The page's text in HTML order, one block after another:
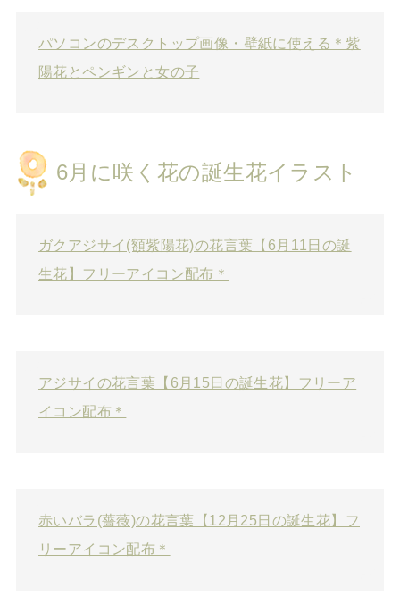
パソコンのデスクトップ画像・壁紙に使える＊紫
陽花とペンギンと女の子
6月に咲く花の誕生花イラスト
ガクアジサイ(額紫陽花)の花言葉【6月11日の誕
生花】フリーアイコン配布＊
アジサイの花言葉【6月15日の誕生花】フリーア
イコン配布＊
赤いバラ(薔薇)の花言葉【12月25日の誕生花】フ
リーアイコン配布＊